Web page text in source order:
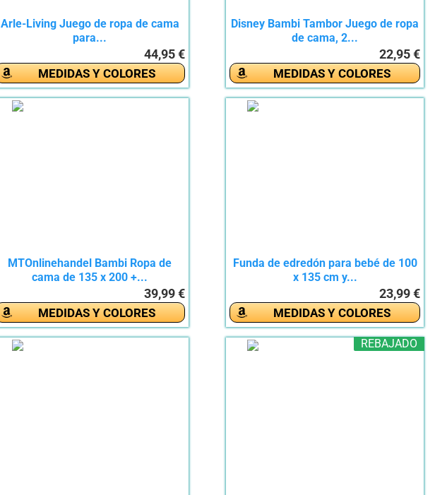
Arle-Living Juego de ropa de cama
para...
44,95 €
MEDIDAS Y COLORES
Disney Bambi Tambor Juego de ropa
de cama, 2...
22,95 €
MEDIDAS Y COLORES
MTOnlinehandel Bambi Ropa de
cama de 135 x 200 +...
39,99 €
MEDIDAS Y COLORES
Funda de edredón para bebé de 100
x 135 cm y...
23,99 €
MEDIDAS Y COLORES
REBAJADO